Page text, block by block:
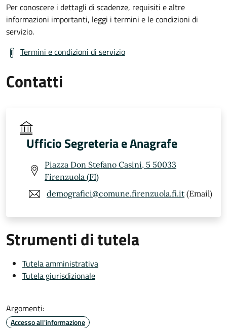
Per conoscere i dettagli di scadenze, requisiti e altre
informazioni importanti, leggi i termini e le condizioni di
servizio.
Termini e condizioni di servizio
Contatti
Ufficio Segreteria e Anagrafe
Piazza Don Stefano Casini, 5 50033
Firenzuola (FI)
demografici@comune.firenzuola.fi.it (Email)
Strumenti di tutela
Tutela amministrativa
Tutela giurisdizionale
Argomenti:
Accesso all'informazione